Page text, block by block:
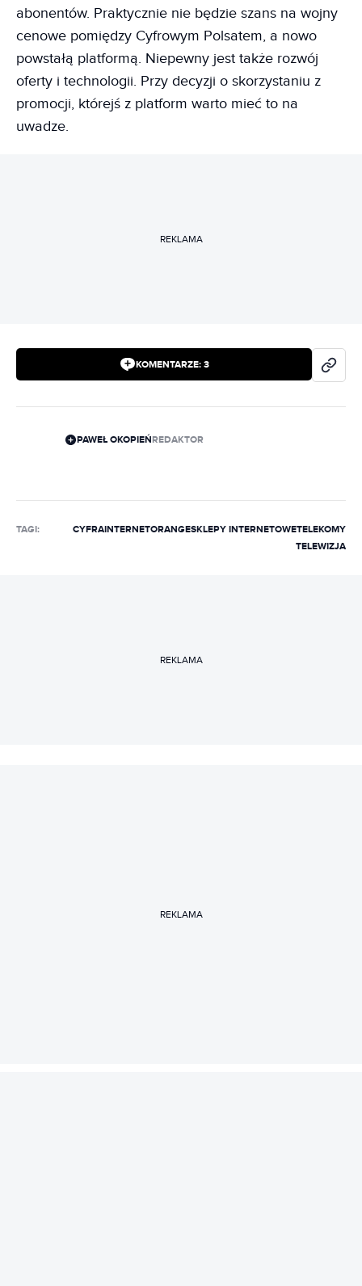
abonentów. Praktycznie nie będzie szans na wojny
cenowe pomiędzy Cyfrowym Polsatem, a nowo
powstałą platformą. Niepewny jest także rozwój
oferty i technologii. Przy decyzji o skorzystaniu z
promocji, którejś z platform warto mieć to na
uwadze.
REKLAMA
KOMENTARZE: 3
PAWEŁ OKOPIEŃREDAKTOR
TAGI: CYFRAINTERNETORANGESKLEPY INTERNETOWETELEKOMY
TELEWIZJA
REKLAMA
REKLAMA